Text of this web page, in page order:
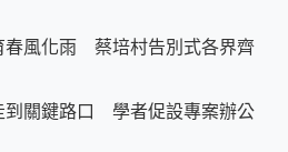
春風化雨 蔡培村告別式各界齊
到關鍵路口 學者促設專案辦公